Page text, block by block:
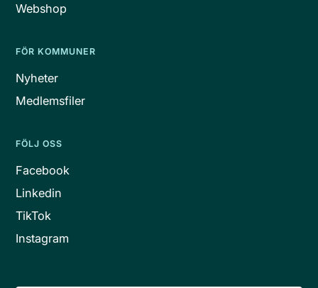
Webshop
FÖR KOMMUNER
Nyheter
Medlemsfiler
FÖLJ OSS
Facebook
Linkedin
TikTok
Instagram